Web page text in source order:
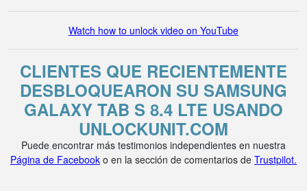
Watch how to unlock video on YouTube
CLIENTES QUE RECIENTEMENTE
DESBLOQUEARON SU SAMSUNG
GALAXY TAB S 8.4 LTE USANDO
UNLOCKUNIT.COM
Puede encontrar más testimonios independientes en nuestra
Página de Facebook o en la sección de comentarios de Trustpilot.